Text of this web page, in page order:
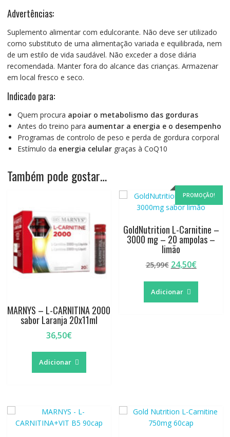
Advertências:
Suplemento alimentar com edulcorante. Não deve ser utilizado
como substituto de uma alimentação variada e equilibrada, nem
de um estilo de vida saudável. Não exceder a dose diária
recomendada. Manter fora do alcance das crianças. Armazenar
em local fresco e seco.
Indicado para:
Quem procura apoiar o metabolismo das gorduras
Antes do treino para aumentar a energia e o desempenho
Programas de controlo de peso e perda de gordura corporal
Estímulo da energia celulargraças à CoQ10
Também pode gostar…
MARNYS – L-CARNITINA 2000
sabor Laranja 20x11ml
36,50€
Adicionar
PROMOÇÃO!
GoldNutrition L-Carnitine –
3000 mg – 20 ampolas –
limão
25,99€ O
original
era:
24,50€O
Adicionar